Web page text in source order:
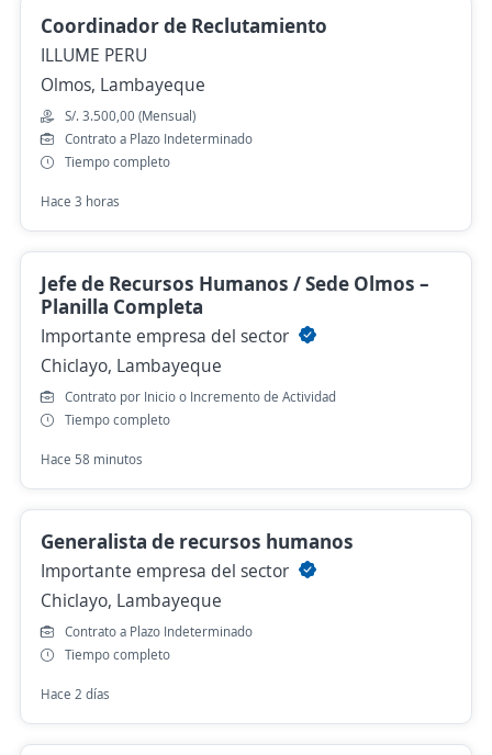
Coordinador de Reclutamiento
ILLUME PERU
Olmos, Lambayeque
S/. 3.500,00 (Mensual)
Contrato a Plazo Indeterminado
Tiempo completo
Hace 3 horas
Jefe de Recursos Humanos / Sede Olmos –
Planilla Completa
Importante empresa del sector
Chiclayo, Lambayeque
Contrato por Inicio o Incremento de Actividad
Tiempo completo
Hace 58 minutos
Generalista de recursos humanos
Importante empresa del sector
Chiclayo, Lambayeque
Contrato a Plazo Indeterminado
Tiempo completo
Hace 2 días